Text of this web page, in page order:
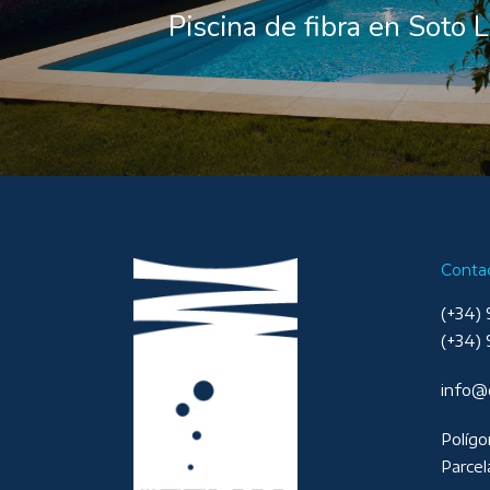
Piscina de fibra en Soto
(+34)
(+34)